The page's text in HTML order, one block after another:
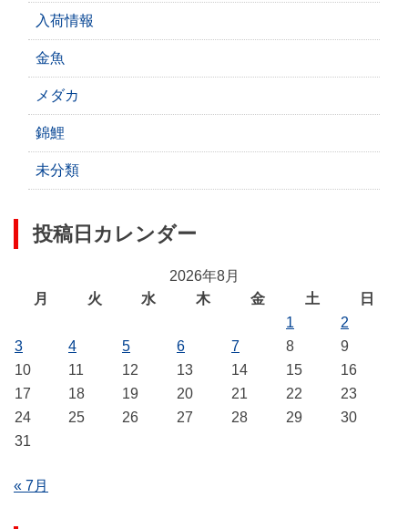
入荷情報
金魚
メダカ
錦鯉
未分類
投稿日カレンダー
2026年8月
月
火 水 木 金 土
日
1
2
3
4 5 6 7 8
9
10
11 12 13 14 15
16
17
18 19 20 21 22
23
24
25 26 27 28 29
30
31
« 7月